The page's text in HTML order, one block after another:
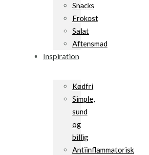
Snacks
Frokost
Salat
Aftensmad
Inspiration
Kødfri
Simple,
sund
og
billig
Antiinflammatorisk